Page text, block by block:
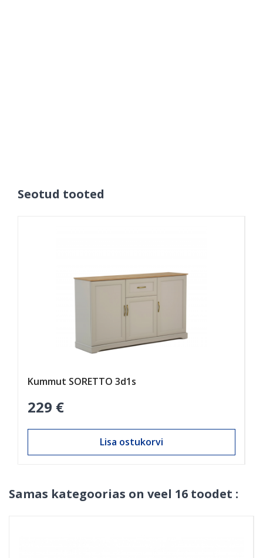
Seotud tooted
Kummut SORETTO 3d1s
229 €
Lisa ostukorvi
Samas kategoorias on veel 16 toodet :